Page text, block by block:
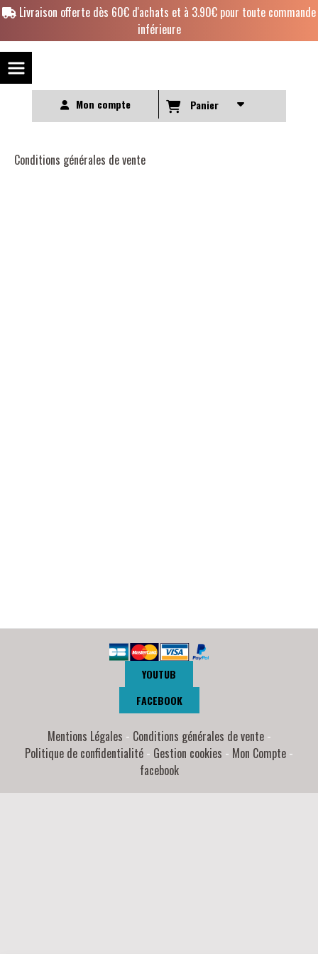
Livraison offerte dès 60€ d'achats et à 3.90€ pour toute commande
inférieure
Mon compte Panier
Conditions générales de vente
YOUTUB
FACEBOOK
Mentions Légales
Conditions générales de vente
Politique de confidentialité
Gestion cookies
Mon Compte
facebook
Panneau de gestion des cookies